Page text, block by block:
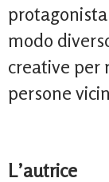
modo
creative per
persone
L’autrice